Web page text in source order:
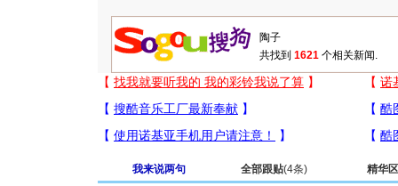
共找到 1621 个相关新闻.
我来说两句 全部跟贴(4条) 精华区